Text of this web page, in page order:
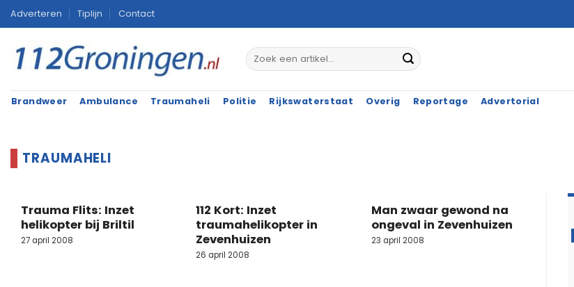
Ga
naar
inhoud
Adverteren Tiplijn Contact
Brandweer Ambulance Traumaheli Politie Rijkswaterstaat Overig Reportage Advertorial
Trauma Flits: Inzet
helikopter bij Briltil
27 april 2008
112 Kort: Inzet
traumahelikopter in
Zevenhuizen
26 april 2008
Man zwaar gewond na
ongeval in Zevenhuizen
23 april 2008